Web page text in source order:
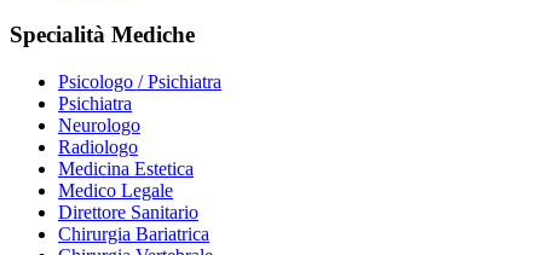
Specialità Mediche
Psicologo / Psichiatra
Psichiatra
Neurologo
Radiologo
Medicina Estetica
Medico Legale
Direttore Sanitario
Chirurgia Bariatrica